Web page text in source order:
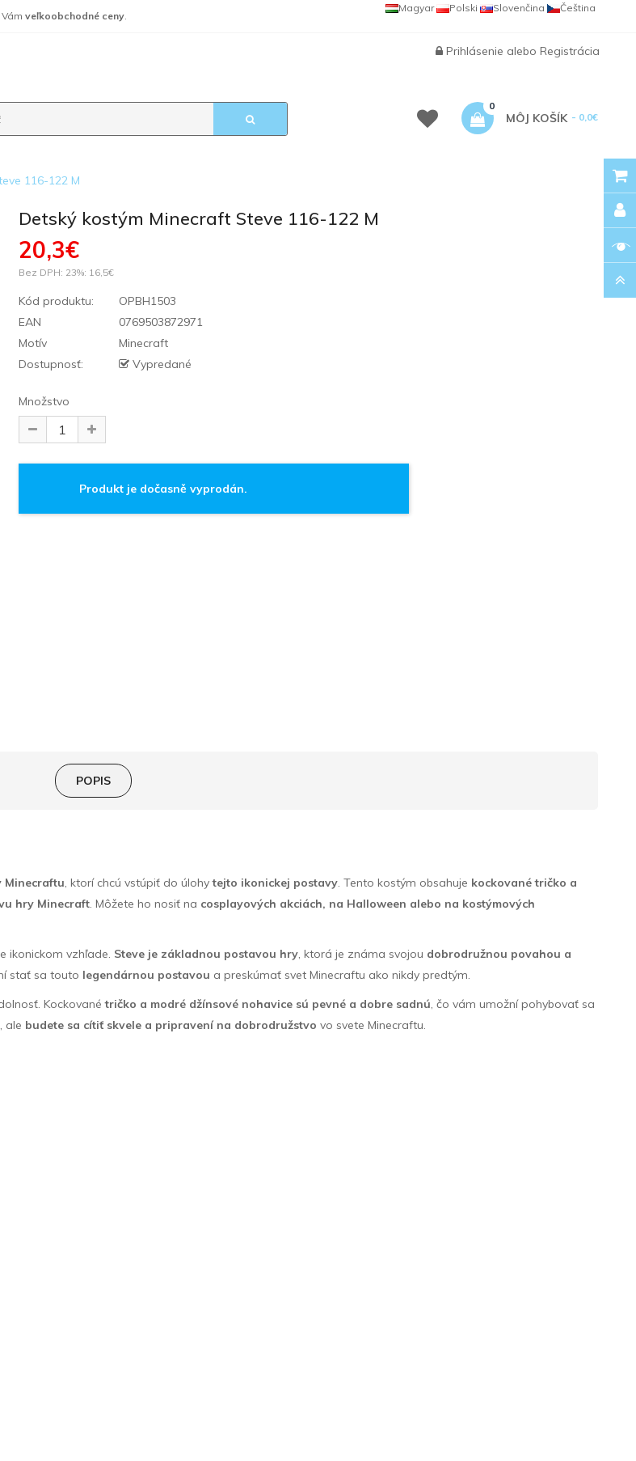
Vámveľkoobchodné ceny.
Čeština
Slovenčina
Polski
Magyar
Prihlásenie alebo Registrácia
MÔJ KOŠÍK
0
- 0,0€
116-122 M
Detský kostým Minecraft Steve 116-122 M
20,3€
Bez DPH: 23%: 16,5€
Kód produktu:
OPBH1503
EAN
0769503872971
Motív
Minecraft
Dostupnosť:
Vypredané
Množstvo
Produkt je dočasně vyprodán.
POPIS
Minecraftu, ktorí chcú vstúpiť do úlohytejto ikonickej postavy. Tento kostým obsahuje kockované tričko a
hry Minecraft. Môžete ho nosiť na cosplayových akciách, na Halloween alebo na kostýmových
ikonickom vzhľade. Steve je základnou postavou hry, ktorá je známa svojou dobrodružnou povahou a
stať sa touto legendárnou postavou a preskúmať svet Minecraftu ako nikdy predtým.
Kockované tričko a modré džínsové nohavice sú pevné a dobre sadnú, čo vám umožní pohybovať sa
ale budete sa cítiť skvele a pripravení na dobrodružstvo vo svete Minecraftu.